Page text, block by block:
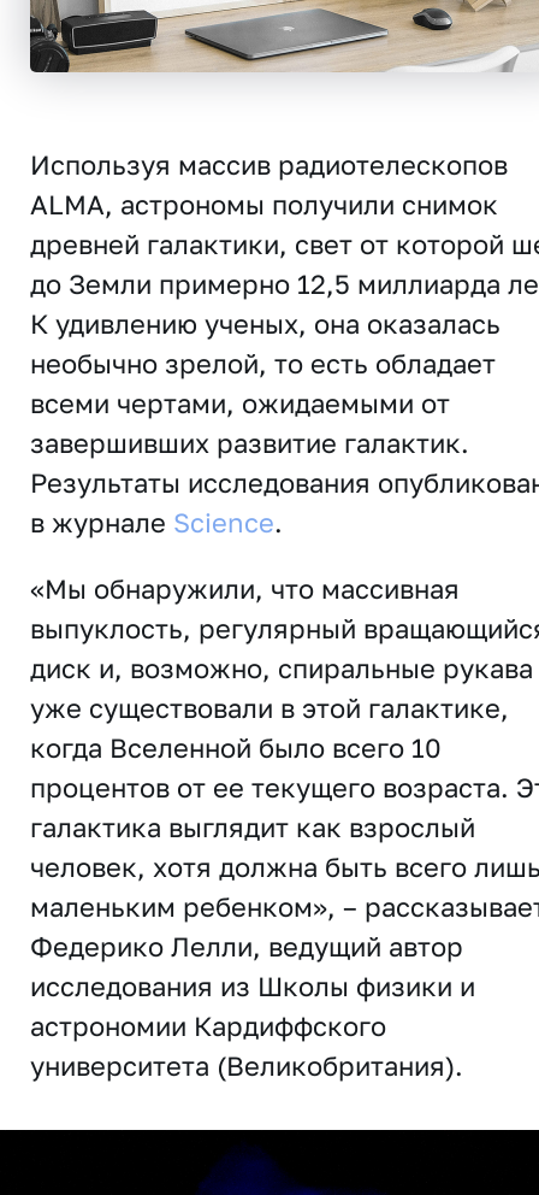
Используя массив радиотелескопов
ALMA, астрономы получили снимок
древней галактики, свет от которой
до Земли примерно 12,5 миллиарда
К удивлению ученых, она оказалась
необычно зрелой, то есть обладает
всеми чертами, ожидаемыми от
завершивших развитие галактик.
Результаты исследования
в журнале Science.
«Мы обнаружили, что массивная
выпуклость, регулярный
диск и, возможно, спиральные рукава
уже существовали в этой галактике,
когда Вселенной было всего 10
процентов от ее текущего возраста.
галактика выглядит как взрослый
человек, хотя должна быть всего
маленьким ребенком», –
Федерико Лелли, ведущий автор
исследования из Школы физики и
астрономии Кардиффского
университета (Великобритания).